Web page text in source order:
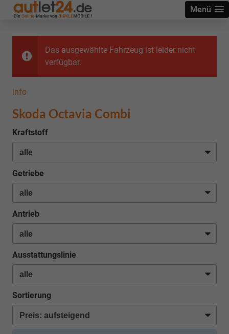
Menü
Das ausgewählte Fahrzeug ist leider nicht
verfügbar.
info
Skoda Octavia Combi
Kraftstoff
Getriebe
Antrieb
Ausstattungslinie
Sortierung